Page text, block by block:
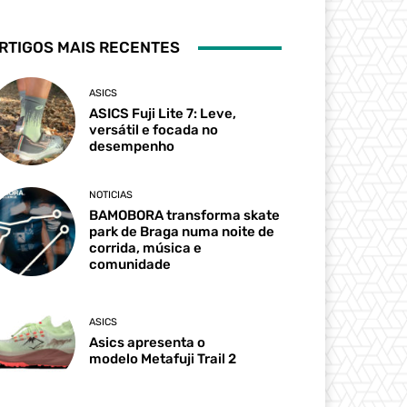
MAIS RECENTES
ASICS
ASICS Fuji Lite 7: Leve,
versátil e focada no
desempenho
NOTICIAS
BAMOBORA transforma skate
park de Braga numa noite de
corrida, música e
comunidade
ASICS
Asics apresenta o
modelo Metafuji Trail 2